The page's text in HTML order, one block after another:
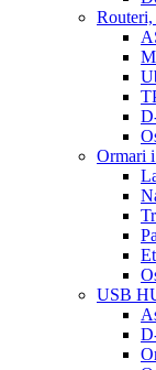
Ormari
USB